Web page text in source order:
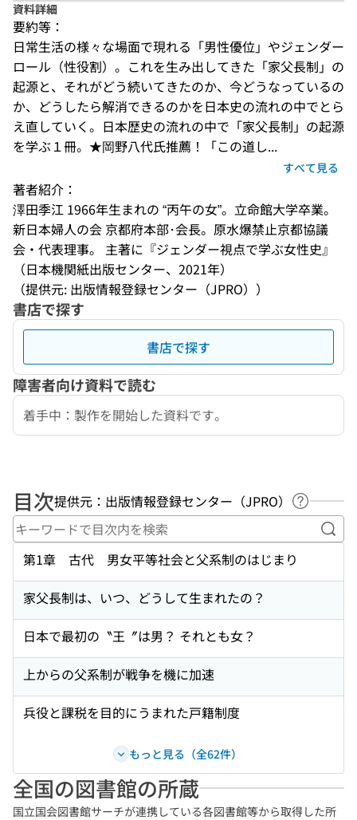
資料詳細
要約等：
日常生活の様々な場面で現れる「男性優位」やジェンダー
ロール（性役割）。これを生み出してきた「家父長制」の
起源と、それがどう続いてきたのか、今どうなっているの
か、どうしたら解消できるのかを日本史の流れの中でとら
え直していく。日本歴史の流れの中で「家父長制」の起源
を学ぶ１冊。★岡野八代氏推薦！「この道し...
すべて見る
著者紹介：
澤田季江 1966年生まれの “丙午の女”。立命館大学卒業。
新日本婦人の会 京都府本部･会長。原水爆禁止京都協議
会・代表理事。 主著に『ジェンダー視点で学ぶ女性史』
（日本機関紙出版センター、2021年）
（提供元: 出版情報登録センター（JPRO））
書店で探す
書店で探す
障害者向け資料で読む
着手中：製作を開始した資料です。
目次提供元：出版情報登録センター（JPRO）
ヘルプペ
キ
第1章 古代 男女平等社会と父系制のはじまり
家父長制は、いつ、どうして生まれたの？
日本で最初の〝王〞は男？ それとも女？
上からの父系制が戦争を機に加速
兵役と課税を目的にうまれた戸籍制度
もっと見る（全62件）
全国の図書館の所蔵
国立国会図書館サーチが連携している各図書館等から取得した所